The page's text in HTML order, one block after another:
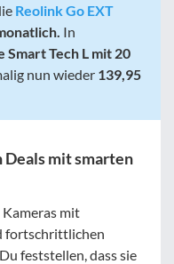
Reolink Go EXT
In
Smart Tech L mit 20
nun wieder 139,95
Deals mit smarten
mit
fortschrittlichen
feststellen, dass sie